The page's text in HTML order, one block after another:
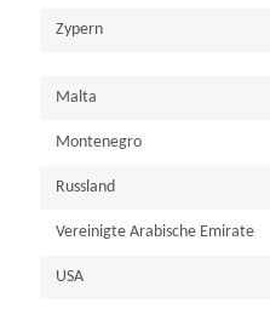
Zypern
Malta
Montenegro
Russland
Vereinigte Arabische Emirate
USA